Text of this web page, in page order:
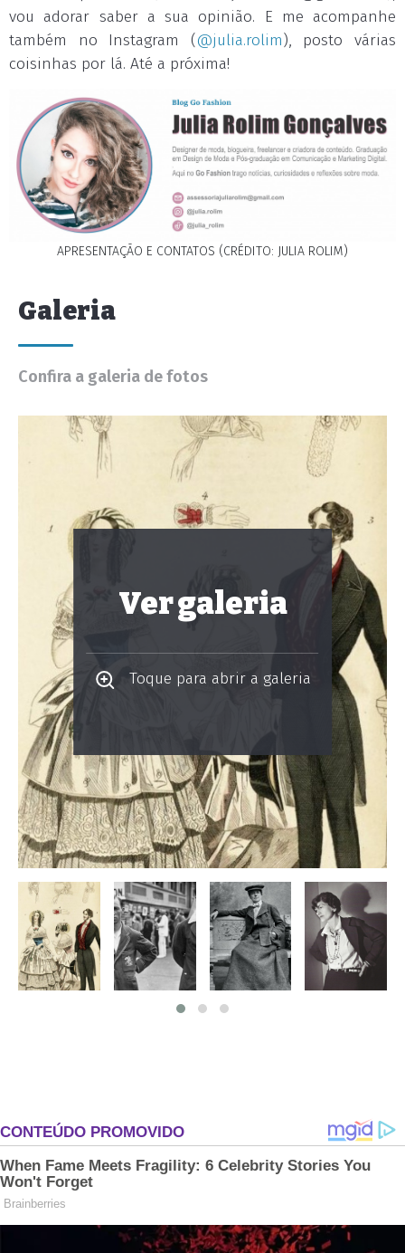
vou adorar saber a sua opinião. E me acompanhe
também no Instagram (@julia.rolim), posto várias
coisinhas por lá. Até a próxima!
APRESENTAÇÃO E CONTATOS (CRÉDITO: JULIA ROLIM)
Galeria
Confira a galeria de fotos
Ver galeria
Toque para abrir a galeria